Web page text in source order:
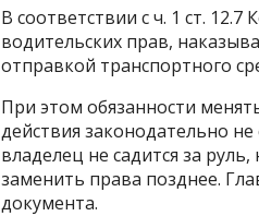
В соответствии с ч. 1 ст.
водительских прав,
отправкой транспортного
При этом обязанности
действия законодательно
владелец не садится за
заменить права позднее.
документа.